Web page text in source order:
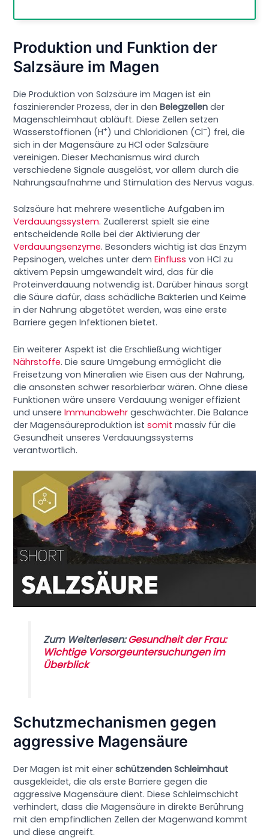
Produktion und Funktion der
Salzsäure im Magen
Die Produktion von Salzsäure im Magen ist ein
faszinierender Prozess, der in denBelegzellen der
Magenschleimhaut abläuft. Diese Zellen setzen
Wasserstoffionen (H+) und Chloridionen (Cl–) frei, die
sich in der Magensäure zu HCl oder Salzsäure
vereinigen. Dieser Mechanismus wird durch
verschiedene Signale ausgelöst, vor allem durch die
Nahrungsaufnahme und Stimulation des Nervus vagus.
Salzsäure hat mehrere wesentliche Aufgaben im
Verdauungssystem. Zuallererst spielt sie eine
entscheidende Rolle bei der Aktivierung der
Verdauungsenzyme. Besonders wichtig ist das Enzym
Pepsinogen, welches unter demEinfluss von HCl zu
aktivem Pepsin umgewandelt wird, das für die
Proteinverdauung notwendig ist. Darüber hinaus sorgt
die Säure dafür, dass schädliche Bakterien und Keime
in der Nahrung abgetötet werden, was eine erste
Barriere gegen Infektionen bietet.
Ein weiterer Aspekt ist die Erschließung wichtiger
Nährstoffe. Die saure Umgebung ermöglicht die
Freisetzung von Mineralien wie Eisen aus der Nahrung,
die ansonsten schwer resorbierbar wären. Ohne diese
Funktionen wäre unsere Verdauung weniger effizient
und unsereImmunabwehr geschwächter. Die Balance
der Magensäureproduktion istsomit massiv für die
Gesundheit unseres Verdauungssystems
verantwortlich.
Zum Weiterlesen:Gesundheit der Frau:
Wichtige Vorsorgeuntersuchungen im
Überblick
Schutzmechanismen gegen
aggressive Magensäure
Der Magen ist mit einerschützenden Schleimhaut
ausgekleidet, die als erste Barriere gegen die
aggressive Magensäure dient. Diese Schleimschicht
verhindert, dass die Magensäure in direkte Berührung
mit den empfindlichen Zellen der Magenwand kommt
und diese angreift.